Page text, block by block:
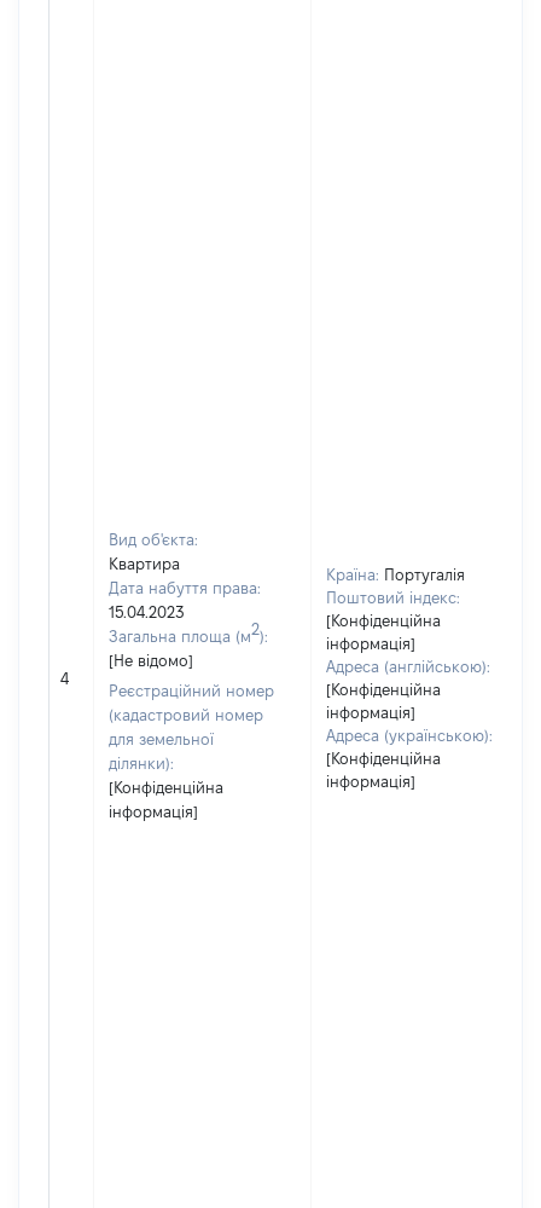
4
Вид об'єкта:
Квартира
Дата набуття права:
15.04.2023
Загальна площа (м2):
[Не відомо]
Реєстраційний номер
(кадастровий номер
для земельної
ділянки):
[Конфіденційна
інформація]
Країна: Португалія
Поштовий індекс:
[Конфіденційна
інформація]
Адреса (англійською):
[Конфіденційна
інформація]
Адреса (українською):
[Конфіденційна
інформація]